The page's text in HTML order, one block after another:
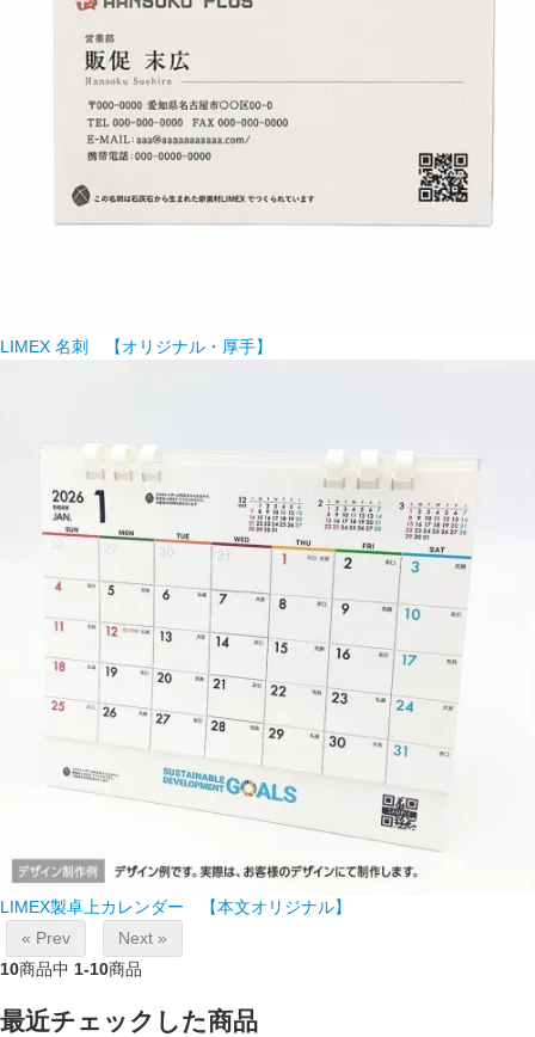
LIMEX 名刺 【オリジナル・厚手】
LIMEX製卓上カレンダー 【本文オリジナル】
« Prev
Next »
10商品中 1-10商品
最近チェックした商品